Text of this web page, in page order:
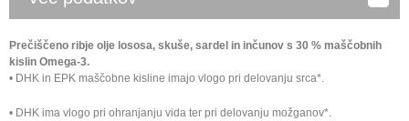
Prečiščeno ribje olje lososa, skuše, sardel in inčunov s 30 % maščobnih
kislin Omega-3.
• DHK in EPK maščobne kisline imajo vlogo pri delovanju srca*.
• DHK ima vlogo pri ohranjanju vida ter pri delovanju možganov*.